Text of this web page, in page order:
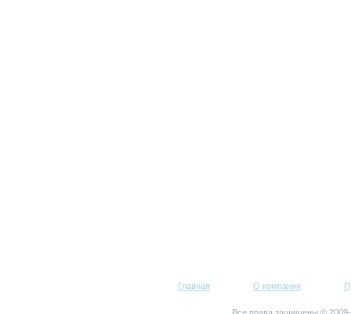
Главная О компании